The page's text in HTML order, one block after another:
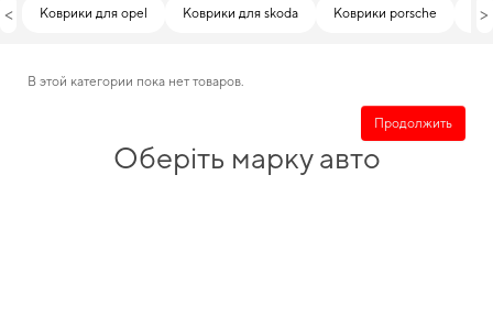
< Коврики для opel Коврики для skoda Коврики porsche >
В этой категории пока нет товаров.
Продолжить